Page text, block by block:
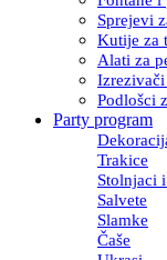
Sprejevi
Kutije za
Alati za
Podlošci
Party program
Trakice
Stolnjaci
Salvete
Slamke
Čaše